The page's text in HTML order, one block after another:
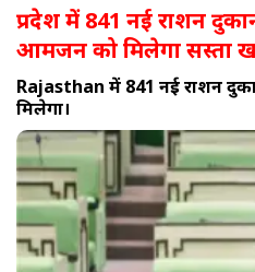
प्रदेश में 841 नई राशन
आमजन को मिलेगा सस्ता
Rajasthan में 841 नई राशन
मिलेगा।